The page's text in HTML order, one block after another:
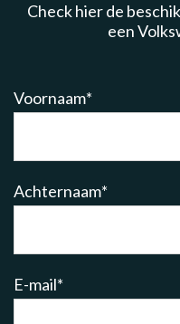
Check hier de
een
Voornaam*
Achternaam*
E-mail*